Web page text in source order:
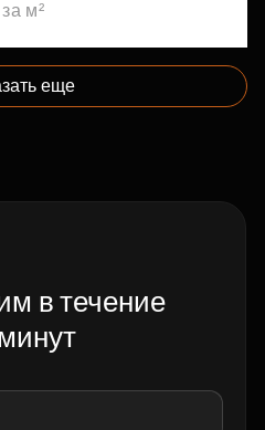
м²
еще
в течение